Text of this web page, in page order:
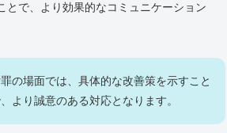
とで、より効果的なコミュニケーション
の場面では、具体的な改善策を示すこと
より誠意のある対応となります。